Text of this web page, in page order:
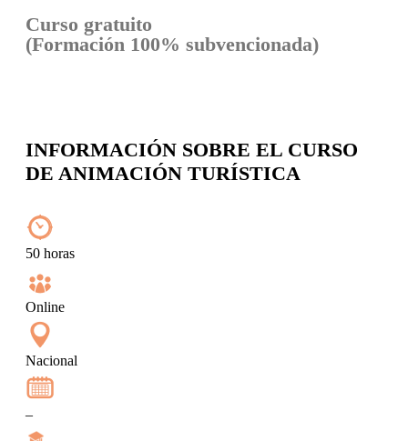
Curso gratuito
(Formación 100% subvencionada)
INFORMACIÓN SOBRE EL CURSO
DE ANIMACIÓN TURÍSTICA
50 horas
Online
Nacional
–